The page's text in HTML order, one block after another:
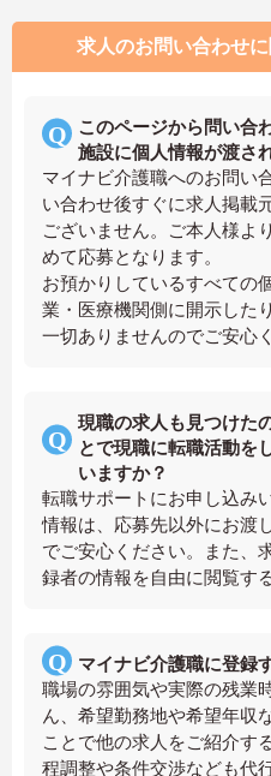
求人のお問い合わせ
このページから問い合
施設に個人情報が渡さ
マイナビ介護職へのお問い
い合わせ後すぐに求人掲載
ございません。ご本人様よ
めて応募となります。
お預かりしているすべての
業・医療機関側に開示した
一切ありませんのでご安心
現職の求人も見つけた
とで現職に転職活動を
いますか？
転職サポートにお申し込み
情報は、応募先以外にお渡
でご安心ください。また、
録者の情報を自由に閲覧す
マイナビ介護職に登録
職場の雰囲気や実際の残業
ん、希望勤務地や希望年収
ことで他の求人をご紹介す
程調整や条件交渉なども代